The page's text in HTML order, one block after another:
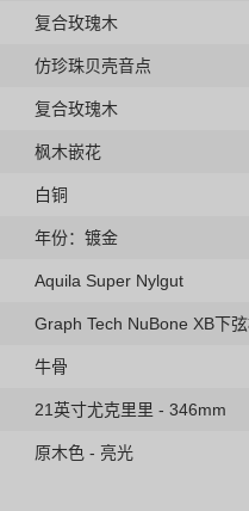
复合玫瑰木
仿珍珠贝壳音点
复合玫瑰木
枫木嵌花
白铜
年份：镀金
Aquila Super Nylgut
Graph Tech NuBone XB下
牛骨
21英寸尤克里里 - 346mm
原木色 - 亮光